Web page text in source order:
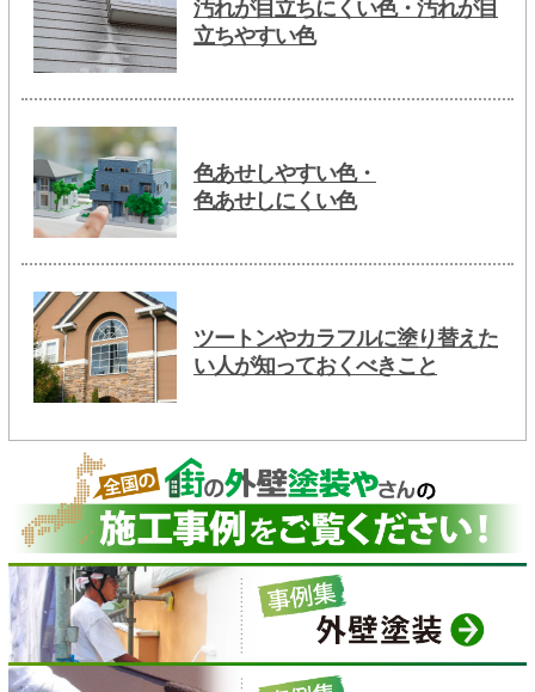
汚れが目立ちにくい色・汚れが目
立ちやすい色
色あせしやすい色・
色あせしにくい色
ツートンやカラフルに塗り替えた
い人が知っておくべきこと